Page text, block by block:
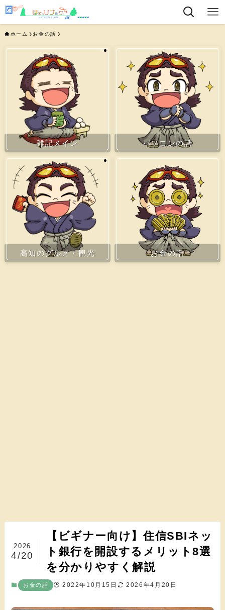
ホーム お金の話
雑記メイン パソコンの話
高知のグルメ・観光 お金の話
【ビギナー向け】住信SBIネッ
ト銀行を開設するメリット8選
を分かりやすく解説
2026
4/20
お金の話 2022年10月15日 2026年4月20日